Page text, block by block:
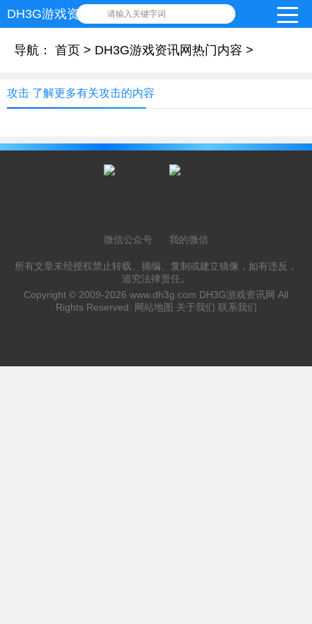
DH3G游戏资讯网 请输入关键字词
导航： 首页 > DH3G游戏资讯网热门内容 >
攻击 了解更多有关攻击的内容
微信公众号 我的微信
所有文章未经授权禁止转载、摘编、复制或建立镜像，如有违反，
追究法律责任。
Copyright © 2009-2026 www.dh3g.com DH3G游戏资讯网 All
Rights Reserved.
网站地图 关于我们 联系我们